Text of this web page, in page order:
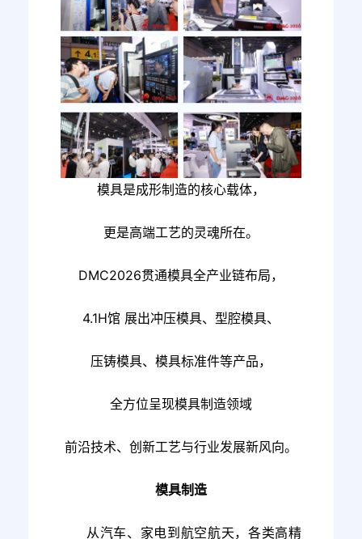
模具是成形制造的核心载体，
更是高端工艺的灵魂所在。
DMC2026贯通模具全产业链布局，
4.1H馆 展出冲压模具、型腔模具、
压铸模具、模具标准件等产品，
全方位呈现模具制造领域
前沿技术、创新工艺与行业发展新风向。
模具制造
从汽车、家电到航空航天，各类高精